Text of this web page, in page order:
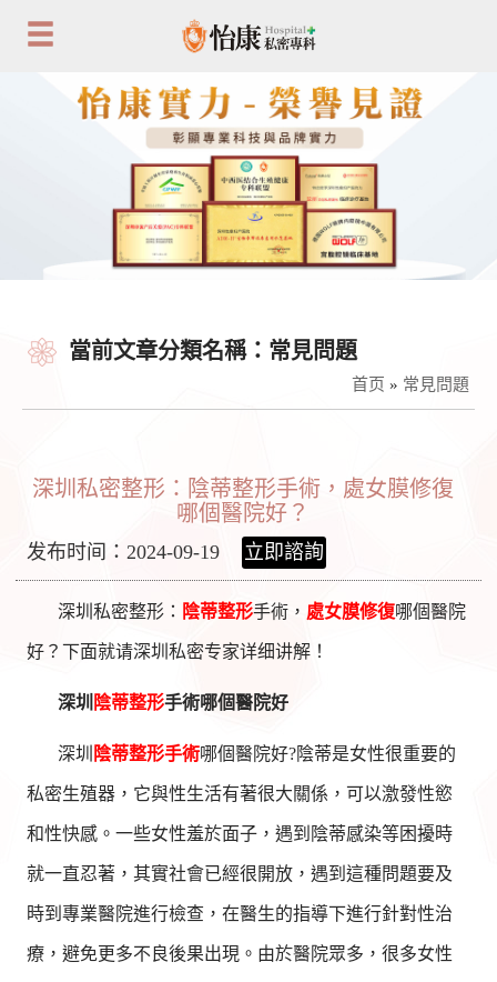
當前文章分類名稱：常見問題
首页 » 常見問題
深圳私密整形：陰蒂整形手術，處女膜修復
哪個醫院好？
发布时间：2024-09-19 立即諮詢
深圳私密整形： 陰蒂整形手術， 處女膜修復哪個醫院
好？下面就请深圳私密专家详细讲解！
深圳 陰蒂整形手術哪個醫院好
深圳 陰蒂整形手術哪個醫院好?陰蒂是女性很重要的
私密生殖器，它與性生活有著很大關係，可以激發性慾
和性快感。一些女性羞於面子，遇到陰蒂感染等困擾時
就一直忍著，其實社會已經很開放，遇到這種問題要及
時到專業醫院進行檢查，在醫生的指導下進行針對性治
療，避免更多不良後果出現。由於醫院眾多，很多女性